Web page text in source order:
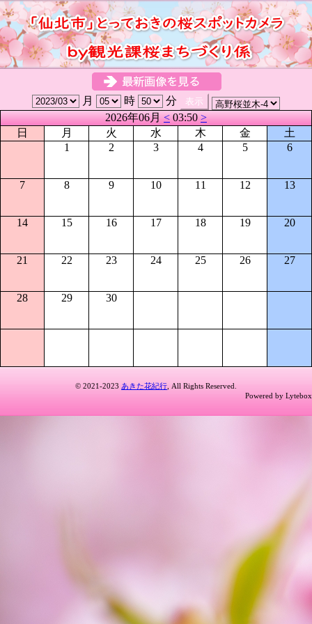
月 時
分
2026年06月<03:50>
日
月 火 水 木 金
土
1
2 3 4 5 6
7 8 9 10 11 12 13
14 15 16 17 18 19 20
21 22 23 24 25 26 27
28 29 30
© 2021-2023 あきた花紀行 , All Rights Reserved.
Powered by Lytebox